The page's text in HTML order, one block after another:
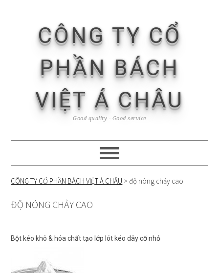
navigationCÔNG TY CỔ
PHẦN BÁCH
VIỆT Á CHÂU
Good quality - Good service
CÔNG TY CỔ PHẦN BÁCH VIỆT Á CHÂU >độ nóng chảy cao
ĐỘ NÓNG CHẢY CAO
Bột kéo khô & hóa chất tạo lớp lót kéo dây cỡ nhỏ